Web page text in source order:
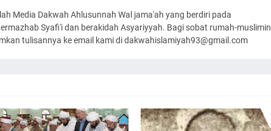
Media Dakwah Ahlusunnah Wal jama'ah yang berdiri pada
Syafi'i dan berakidah Asyariyyah. Bagi sobat rumah-muslimin
tulisannya ke email kami di dakwahislamiyah93@gmail.com